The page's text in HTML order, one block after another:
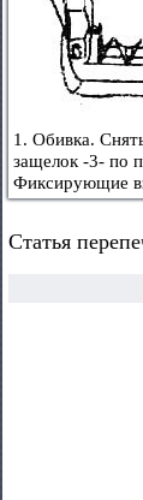
1. Обивка.
защелок -3- по
Фиксирующие
Статья